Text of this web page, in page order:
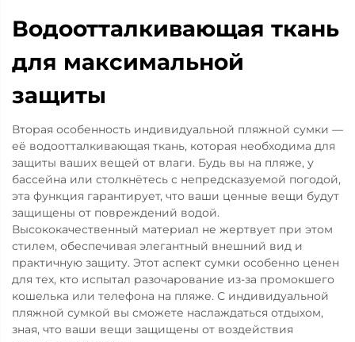
Водоотталкивающая ткань
для максимальной
защиты
Вторая особенность индивидуальной пляжной сумки —
её водоотталкивающая ткань, которая необходима для
защиты ваших вещей от влаги. Будь вы на пляже, у
бассейна или столкнётесь с непредсказуемой погодой,
эта функция гарантирует, что ваши ценные вещи будут
защищены от повреждений водой.
Высококачественный материал не жертвует при этом
стилем, обеспечивая элегантный внешний вид и
практичную защиту. Этот аспект сумки особенно ценен
для тех, кто испытал разочарование из-за промокшего
кошелька или телефона на пляже. С индивидуальной
пляжной сумкой вы сможете наслаждаться отдыхом,
зная, что ваши вещи защищены от воздействия